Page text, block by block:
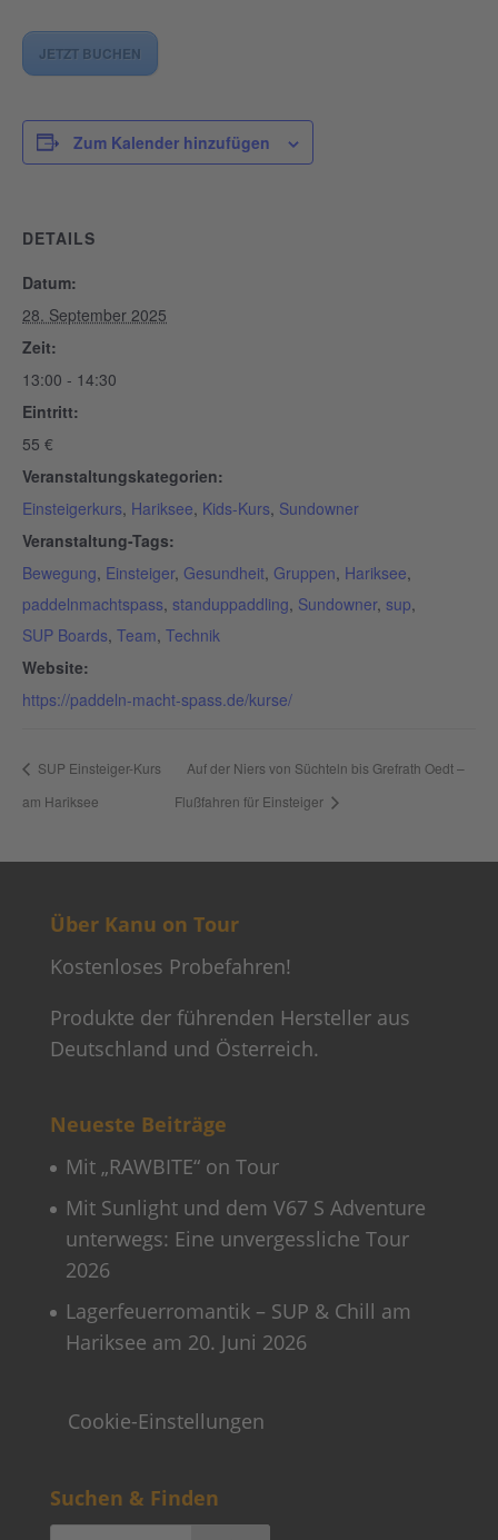
JETZT BUCHEN
Zum Kalender hinzufügen
DETAILS
Datum:
28. September 2025
Zeit:
13:00 - 14:30
Eintritt:
55 €
Veranstaltungskategorien:
Einsteigerkurs, Hariksee, Kids-Kurs, Sundowner
Veranstaltung-Tags:
Bewegung, Einsteiger, Gesundheit, Gruppen, Hariksee,
paddelnmachtspass, standuppaddling, Sundowner, sup,
SUP Boards, Team, Technik
Website:
https://paddeln-macht-spass.de/kurse/
SUP Einsteiger-Kurs
am Hariksee
Auf der Niers von Süchteln bis Grefrath Oedt –
Flußfahren für Einsteiger
Über Kanu on Tour
Kostenloses Probefahren!
Produkte der führenden Hersteller aus
Deutschland und Österreich.
Neueste Beiträge
Mit „RAWBITE“ on Tour
Mit Sunlight und dem V67 S Adventure
unterwegs: Eine unvergessliche Tour
2026
Lagerfeuerromantik – SUP & Chill am
Hariksee am 20. Juni 2026
Cookie-Einstellungen
Suchen & Finden